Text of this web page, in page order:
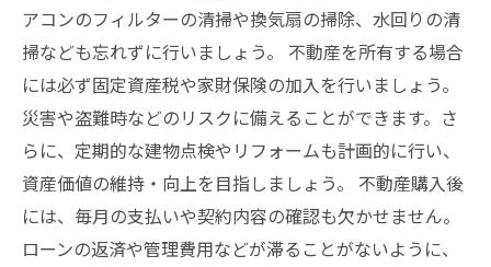
アコンのフィルターの清掃や換気扇の掃除、水回りの清
掃なども忘れずに行いましょう。 不動産を所有する場合
には必ず固定資産税や家財保険の加入を行いましょう。
災害や盗難時などのリスクに備えることができます。さ
らに、定期的な建物点検やリフォームも計画的に行い、
資産価値の維持・向上を目指しましょう。 不動産購入後
には、毎月の支払いや契約内容の確認も欠かせません。
ローンの返済や管理費用などが滞ることがないように、